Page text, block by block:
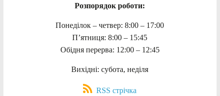
Розпорядок роботи:
Понеділок – четвер: 8:00 – 17:00
П’ятниця: 8:00 – 15:45
Обідня перерва: 12:00 – 12:45
Вихідні: субота, неділя
RSS стрічка